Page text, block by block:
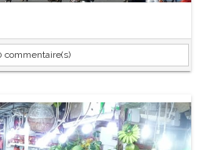
commentaire(s)